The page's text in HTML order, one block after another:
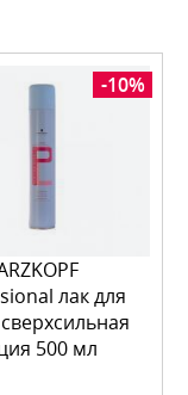
-10%
лак для
500 мл